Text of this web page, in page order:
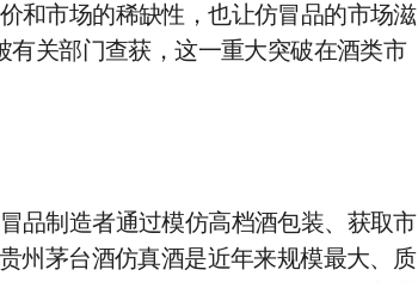
和市场的稀缺性，也让仿冒品的市场滋
有关部门查获，这一重大突破在酒类市
品制造者通过模仿高档酒包装、获取市
州茅台酒仿真酒是近年来规模最大、质